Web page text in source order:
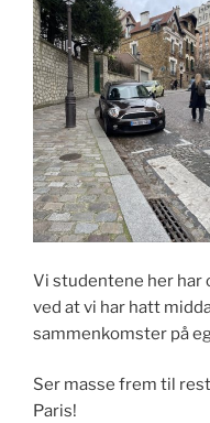
Vi studentene her har
ved at vi har hatt
sammenkomster på
Ser masse frem til
Paris!